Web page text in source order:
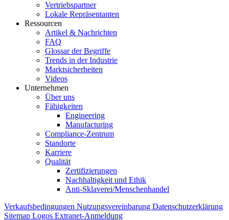
Vertriebspartner
Lokale Repräsentanten
Ressourcen
Artikel & Nachrichten
FAQ
Glossar der Begriffe
Trends in der Industrie
Marktsicherheiten
Videos
Unternehmen
Über uns
Fähigkeiten
Engineering
Manufacturing
Compliance-Zentrum
Standorte
Karriere
Qualität
Zertifizierungen
Nachhaltigkeit und Ethik
Anti-Sklaverei/Menschenhandel
Verkaufsbedingungen Nutzungsvereinbarung Datenschutzerklärung
Sitemap Logos Extranet-Anmeldung